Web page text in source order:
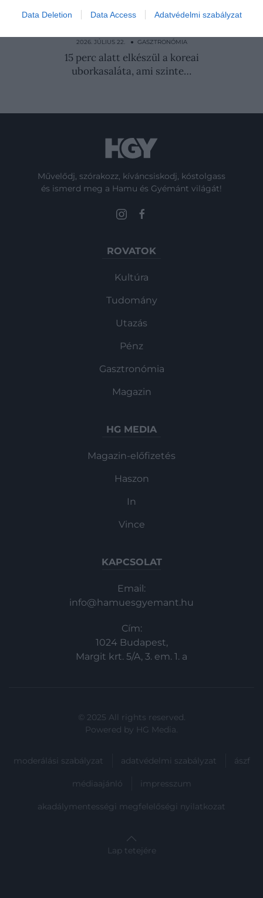
Data Deletion Data Access Adatvédelmi szabályzat
2026. JÚLIUS 8. ● GASZTRONÓMIA
citromkarika a bécsi…
2026. JÚLIUS 22. ● GASZTRONÓMIA
15 perc alatt elkészül a koreai
uborkasaláta, ami szinte…
Művelődj, szórakozz, kíváncsiskodj, kóstolgass
és ismerd meg a Hamu és Gyémánt világát!
ROVATOK
Kultúra
Tudomány
Utazás
Pénz
Gasztronómia
Magazin
HG MEDIA
Magazin-előfizetés
Haszon
In
Vince
KAPCSOLAT
Email:
info@hamuesgyemant.hu
Cím:
1024 Budapest,
Margit krt. 5/A, 3. em. 1. a
© 2025 All rights reserved.
Powered by HG Media.
moderálási szabályzat adatvédelmi szabályzat ászf
médiaajánló impresszum
akadálymentességi megfelelőségi nyilatkozat
Lap tetejére